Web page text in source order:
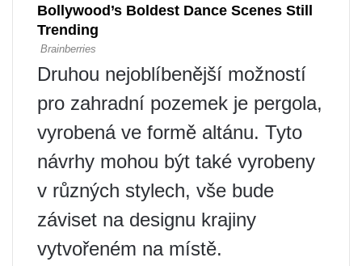
Druhou nejoblíbenější možností
pro zahradní pozemek je pergola,
vyrobená ve formě altánu. Tyto
návrhy mohou být také vyrobeny
v různých stylech, vše bude
záviset na designu krajiny
vytvořeném na místě.